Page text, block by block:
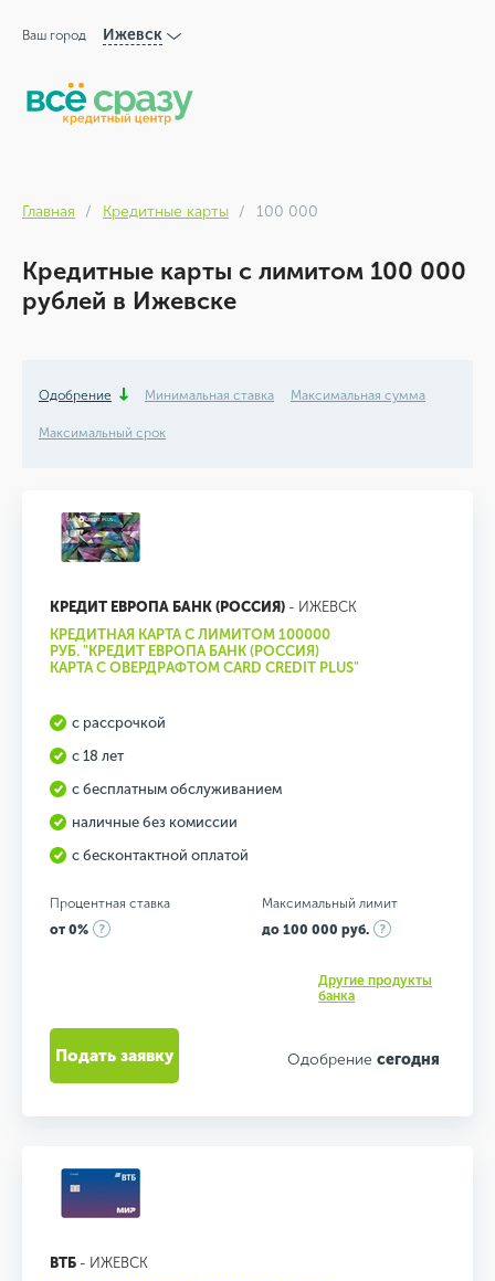
Ваш город Ижевск
Главная Кредитные карты 100 000
Кредитные карты с лимитом 100 000
рублей в Ижевске
Одобрение Минимальная ставка Максимальная сумма
Максимальный срок
КРЕДИТ ЕВРОПА БАНК (РОССИЯ) - ИЖЕВСК
КРЕДИТНАЯ КАРТА С ЛИМИТОМ 100000
РУБ. "КРЕДИТ ЕВРОПА БАНК (РОССИЯ)
КАРТА С ОВЕРДРАФТОМ CARD CREDIT PLUS"
с рассрочкой
с 18 лет
с бесплатным обслуживанием
наличные без комиссии
с бесконтактной оплатой
Процентная ставка
от 0%
Максимальный лимит
до 100 000 руб.
Другие продукты
банка
Одобрение сегодня
Подать заявку
ВТБ - ИЖЕВСК